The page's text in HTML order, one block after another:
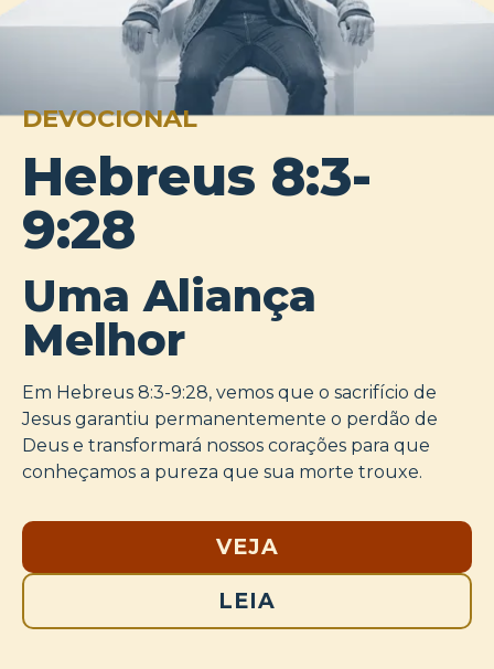
DEVOCIONAL
Hebreus 8:3-
9:28
Uma Aliança
Melhor
Em Hebreus 8:3-9:28, vemos que o sacrifício de
Jesus garantiu permanentemente o perdão de
Deus e transformará nossos corações para que
conheçamos a pureza que sua morte trouxe.
VEJA
LEIA